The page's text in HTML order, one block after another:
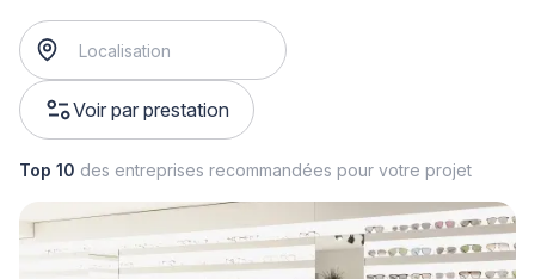
Voir par prestation
Top 10 des entreprises recommandées pour votre projet